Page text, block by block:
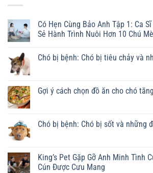
Có Hẹn Cùng Bảo Anh Tập 1: Ca
Sẻ Hành Trình Nuôi Hơn 10 Chú
Chó bị bệnh: Chó bị tiêu chảy và
Gợi ý cách chọn đồ ăn cho chó
Chó bị bệnh: Chó bị sốt và những
King’s Pet Gặp Gỡ Anh Minh Tình
Cún Được Cưu Mang